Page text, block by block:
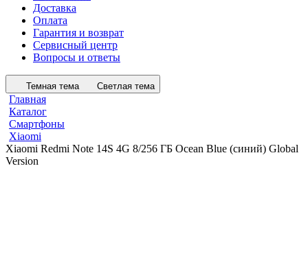
Доставка
Оплата
Гарантия и возврат
Сервисный центр
Вопросы и ответы
Темная тема Светлая тема
Главная
Каталог
Смартфоны
Xiaomi
Xiaomi Redmi Note 14S 4G 8/256 ГБ Ocean Blue (синий) Global
Version